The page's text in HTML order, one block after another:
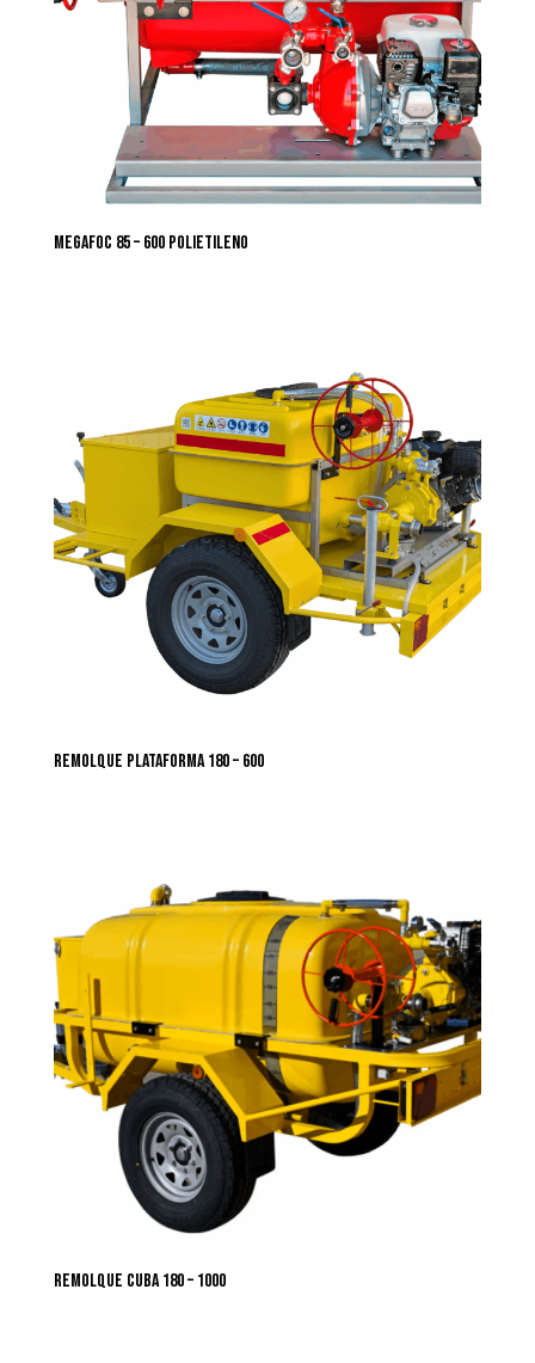
MEGAFOC 85 – 600 POLIETILENO
Remolque plataforma 180 – 600
Remolque cuba 180 – 1000